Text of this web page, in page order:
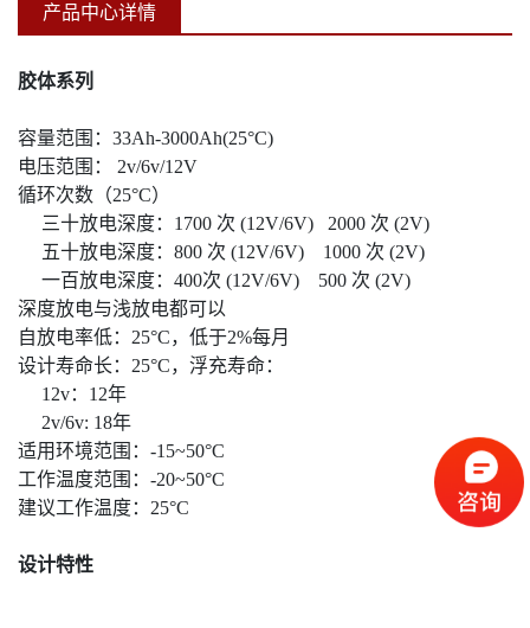
产品中心详情
胶体系列
容量范围：33Ah-3000Ah(25°C)
电压范围： 2v/6v/12V
循环次数（25°C）
三十放电深度：1700 次 (12V/6V) 2000 次 (2V)
五十放电深度：800 次 (12V/6V) 1000 次 (2V)
一百放电深度：400次 (12V/6V) 500 次 (2V)
深度放电与浅放电都可以
自放电率低：25°C，低于2%每月
设计寿命长：25°C，浮充寿命：
12v：12年
2v/6v: 18年
适用环境范围：-15~50°C
工作温度范围：-20~50°C
建议工作温度：25°C
设计特性